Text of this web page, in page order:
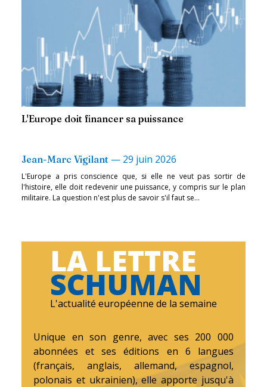
L'Europe doit financer sa puissance
Jean-Marc Vigilant — 29 juin 2026
L'Europe a pris conscience que, si elle ne veut pas sortir de
l'histoire, elle doit redevenir une puissance, y compris sur le plan
militaire. La question n'est plus de savoir s'il faut se...
LA LETTRE
SCHUMAN
L'actualité européenne de la semaine
Unique en son genre, avec ses 200 000
abonnées et ses éditions en 6 langues
(français, anglais, allemand, espagnol,
polonais et ukrainien), elle apporte jusqu'à